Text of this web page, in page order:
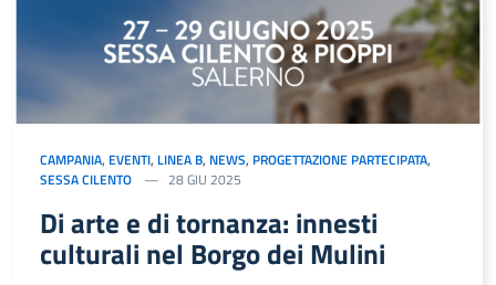
CAMPANIA, EVENTI, LINEA B, NEWS, PROGETTAZIONE PARTECIPATA,
SESSA CILENTO
28 GIU 2025
Di arte e di tornanza: innesti
culturali nel Borgo dei Mulini